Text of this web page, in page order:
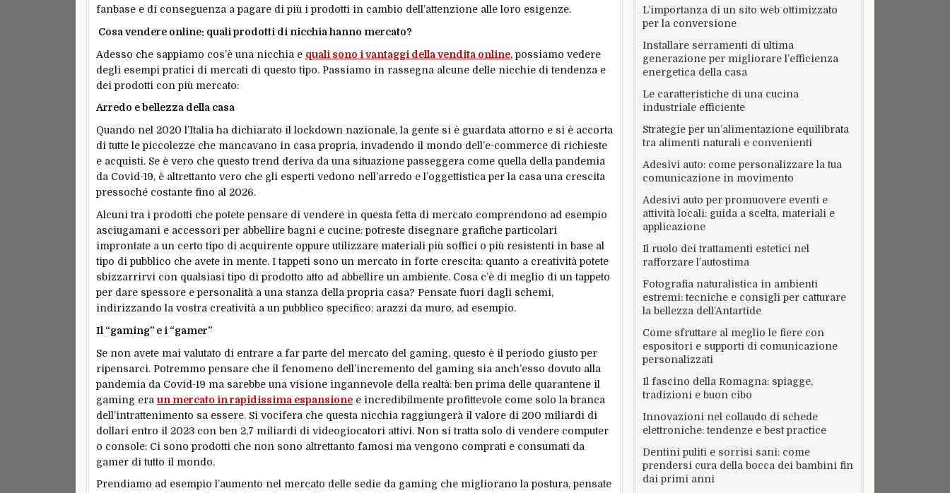
fanbase e di conseguenza a pagare di più i prodotti in cambio dell’attenzione alle loro esigenze.
Cosa vendere online: quali prodotti di nicchia hanno mercato?
Adesso che sappiamo cos’è una nicchia e quali sono i vantaggi della vendita online, possiamo vedere
degli esempi pratici di mercati di questo tipo. Passiamo in rassegna alcune delle nicchie di tendenza e
dei prodotti con più mercato:
Arredo e bellezza della casa
Quando nel 2020 l’Italia ha dichiarato il lockdown nazionale, la gente si è guardata attorno e si è accorta
di tutte le piccolezze che mancavano in casa propria, invadendo il mondo dell’e-commerce di richieste
e acquisti. Se è vero che questo trend deriva da una situazione passeggera come quella della pandemia
da Covid-19, è altrettanto vero che gli esperti vedono nell’arredo e l’oggettistica per la casa una crescita
pressoché costante fino al 2026.
Alcuni tra i prodotti che potete pensare di vendere in questa fetta di mercato comprendono ad esempio
asciugamani e accessori per abbellire bagni e cucine: potreste disegnare grafiche particolari
improntate a un certo tipo di acquirente oppure utilizzare materiali più soffici o più resistenti in base al
tipo di pubblico che avete in mente. I tappeti sono un mercato in forte crescita: quanto a creatività potete
sbizzarrirvi con qualsiasi tipo di prodotto atto ad abbellire un ambiente. Cosa c’è di meglio di un tappeto
per dare spessore e personalità a una stanza della propria casa? Pensate fuori dagli schemi,
indirizzando la vostra creatività a un pubblico specifico: arazzi da muro, ad esempio.
Il “gaming” e i “gamer”
Se non avete mai valutato di entrare a far parte del mercato del gaming, questo è il periodo giusto per
ripensarci. Potremmo pensare che il fenomeno dell’incremento del gaming sia anch’esso dovuto alla
pandemia da Covid-19 ma sarebbe una visione ingannevole della realtà: ben prima delle quarantene il
gaming era un mercato in rapidissima espansione e incredibilmente profittevole come solo la branca
dell’intrattenimento sa essere. Si vocifera che questa nicchia raggiungerà il valore di 200 miliardi di
dollari entro il 2023 con ben 2,7 miliardi di videogiocatori attivi. Non si tratta solo di vendere computer
o console: Ci sono prodotti che non sono altrettanto famosi ma vengono comprati e consumati da
gamer di tutto il mondo.
Prendiamo ad esempio l’aumento nel mercato delle sedie da gaming che migliorano la postura, pensate
L’importanza di un sito web ottimizzato
per la conversione
Installare serramenti di ultima
generazione per migliorare l’efficienza
energetica della casa
Le caratteristiche di una cucina
industriale efficiente
Strategie per un’alimentazione equilibrata
tra alimenti naturali e convenienti
Adesivi auto: come personalizzare la tua
comunicazione in movimento
Adesivi auto per promuovere eventi e
attività locali: guida a scelta, materiali e
applicazione
Il ruolo dei trattamenti estetici nel
rafforzare l’autostima
Fotografia naturalistica in ambienti
estremi: tecniche e consigli per catturare
la bellezza dell’Antartide
Come sfruttare al meglio le fiere con
espositori e supporti di comunicazione
personalizzati
Il fascino della Romagna: spiagge,
tradizioni e buon cibo
Innovazioni nel collaudo di schede
elettroniche: tendenze e best practice
Dentini puliti e sorrisi sani: come
prendersi cura della bocca dei bambini fin
dai primi anni